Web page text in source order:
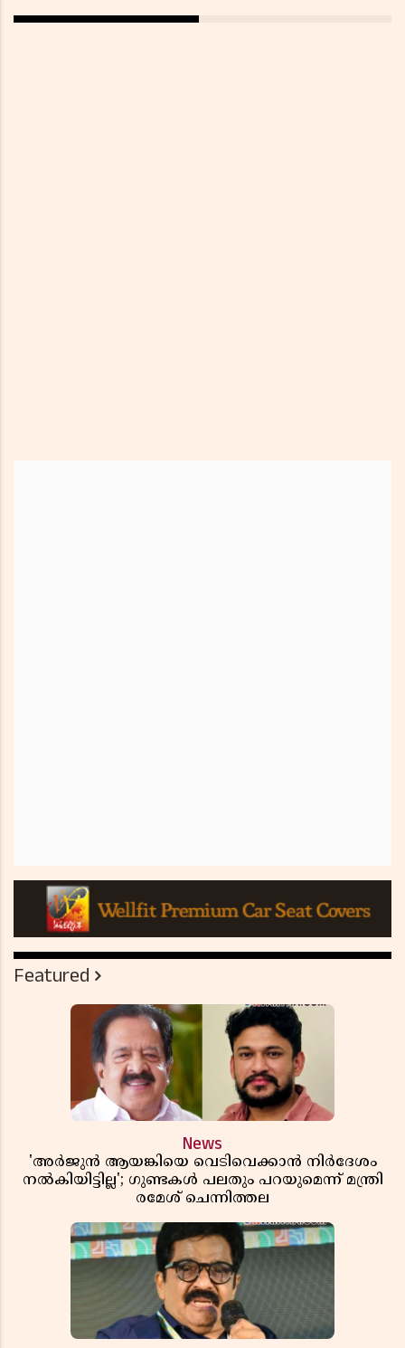
Featured
News
'അർജുൻ ആയങ്കിയെ വെടിവെക്കാൻ നിർദേശം
നൽകിയിട്ടില്ല'; ഗുണ്ടകൾ പലതും പറയുമെന്ന് മന്ത്രി
രമേശ് ചെന്നിത്തല